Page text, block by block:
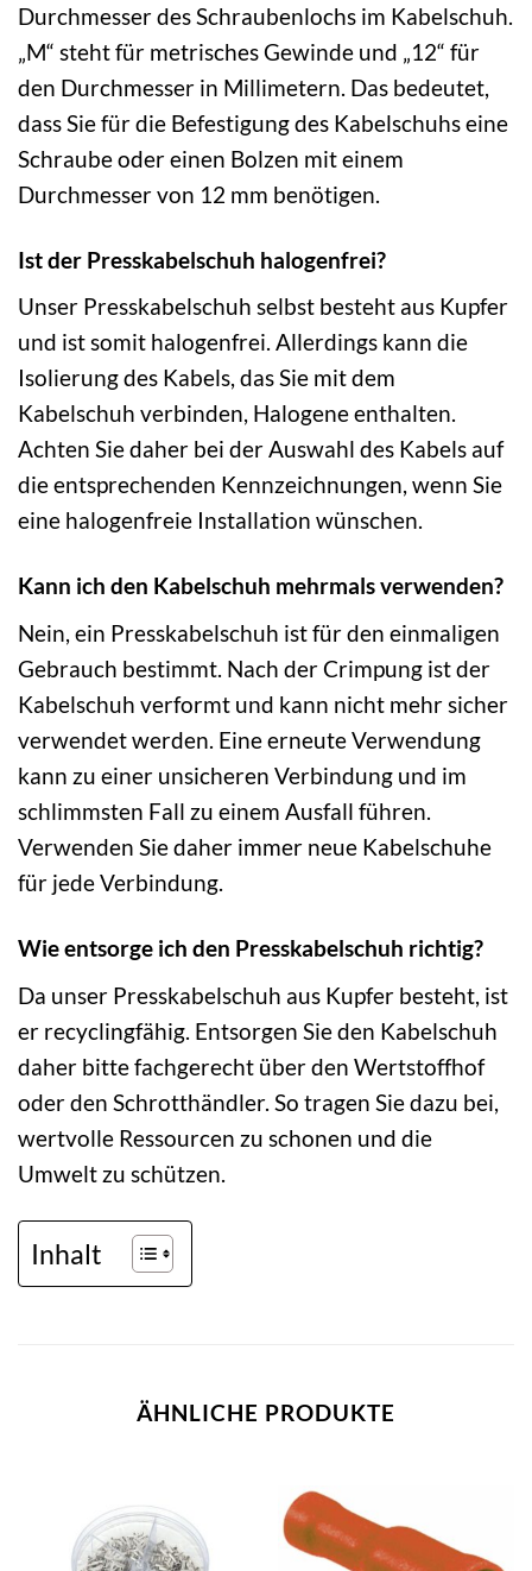
Durchmesser des Schraubenlochs im Kabelschuh.
„M“ steht für metrisches Gewinde und „12“ für
den Durchmesser in Millimetern. Das bedeutet,
dass Sie für die Befestigung des Kabelschuhs eine
Schraube oder einen Bolzen mit einem
Durchmesser von 12 mm benötigen.
Ist der Presskabelschuh halogenfrei?
Unser Presskabelschuh selbst besteht aus Kupfer
und ist somit halogenfrei. Allerdings kann die
Isolierung des Kabels, das Sie mit dem
Kabelschuh verbinden, Halogene enthalten.
Achten Sie daher bei der Auswahl des Kabels auf
die entsprechenden Kennzeichnungen, wenn Sie
eine halogenfreie Installation wünschen.
Kann ich den Kabelschuh mehrmals verwenden?
Nein, ein Presskabelschuh ist für den einmaligen
Gebrauch bestimmt. Nach der Crimpung ist der
Kabelschuh verformt und kann nicht mehr sicher
verwendet werden. Eine erneute Verwendung
kann zu einer unsicheren Verbindung und im
schlimmsten Fall zu einem Ausfall führen.
Verwenden Sie daher immer neue Kabelschuhe
für jede Verbindung.
Wie entsorge ich den Presskabelschuh richtig?
Da unser Presskabelschuh aus Kupfer besteht, ist
er recyclingfähig. Entsorgen Sie den Kabelschuh
daher bitte fachgerecht über den Wertstoffhof
oder den Schrotthändler. So tragen Sie dazu bei,
wertvolle Ressourcen zu schonen und die
Umwelt zu schützen.
Inhalt
ÄHNLICHE PRODUKTE